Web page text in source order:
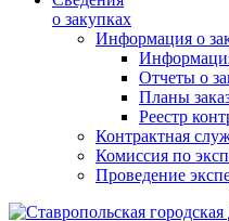
о закупках
Информация о
Отчеты о
Планы
Реестр
Контрактная
Комиссия по
Проведение